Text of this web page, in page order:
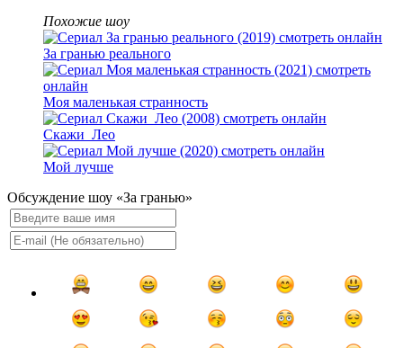
Похожие шоу
За гранью реального
Моя маленькая странность
Скажи_Лео
Мой лучше
Обсуждение шоу «За гранью»